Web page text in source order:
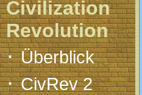
Civilization
Revolution
·Überblick
·CivRev 2